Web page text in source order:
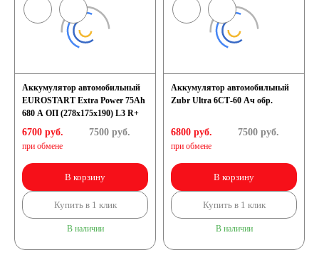
Аккумулятор автомобильный
EUROSTART Extra Power 75Ah
680 A ОП (278x175x190) L3 R+
6700 руб.
при обмене
7500руб.
В корзину
Купить в 1 клик
В наличии
Аккумулятор автомобильный
Zubr Ultra 6СТ-60 Ач обр.
6800 руб.
при обмене
7500руб.
В корзину
Купить в 1 клик
В наличии